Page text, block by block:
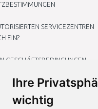
Ihre
wichtig
SERVICEZENTREN
EIN?
GESCHÄFTSBEDINGUNGEN
ZAHLUNG